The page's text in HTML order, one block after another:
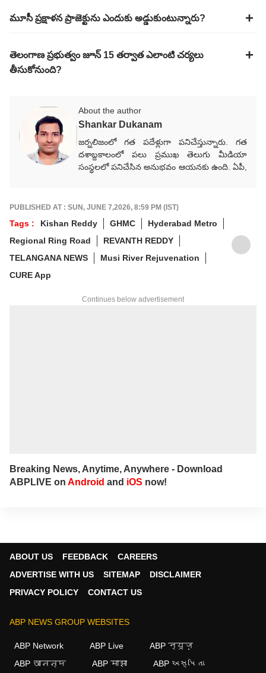
మూసీ ప్రక్షాళన ప్రాజెక్టును ఎందుకు అడ్డుకుంటున్నారు?
తెలంగాణ ప్రభుత్వం జూన్ 15 తర్వాత ఎలాంటి చర్యలు
తీసుకోనుంది?
About the author
Shankar Dukanam
జర్నలిజంలో గత పదేళ్లుగా పనిచేస్తున్నారు. గత
దశాబ్దకాలంలో పలు ప్రముఖ తెలుగు మీడియా
సంస్థలలో పనిచేసిన అనుభవం ఆయనకు ఉంది. ఏపీ,
గ్రాడ్యుయేషన్ పూర్తయ్యాక జర్నలిజం కోర్సు పూర్తిచేసి
కెరీర్‌గా ఎంచుకున్నారు. నేషనల్ మీడియాకు చెందిన
పలు తెలుగు మీడియా సంస్థలలో సీనియర్ కంటెంట్
రైటర్‌గా సేవలు అందించారు. జర్నలిజంలో వందేళ్లకు
పైగా చరిత్ర ఉన్న ఆనంద్ బజార్ పత్రిక నెట్‌వర్క్ (ABP
Network)కు చెందిన తెలుగు డిజిటల్ మీడియా
PUBLISHED AT : SUN, JUNE 7,2026, 8:59 PM (IST)
Tags : Kishan Reddy GHMC
Hyderabad Metro
Regional Ring Road
REVANTH REDDY
TELANGANA NEWS
Musi River Rejuvenation
CURE App
Continues below advertisement
Breaking News, Anytime, Anywhere - Download
ABPLIVE on Android and iOS now!
ABOUT US FEEDBACK
CAREERS
ADVERTISE WITH US
SITEMAP
DISCLAIMER
PRIVACY POLICY
CONTACT US
ABP NEWS GROUP WEBSITES
ABP Network ABP Live
ABP न्यूज़
ABP আনন্দ
ABP माझा
ABP અસ્મિતા